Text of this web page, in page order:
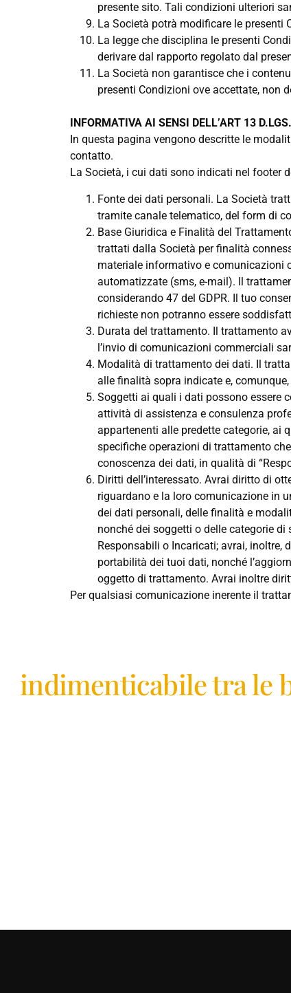
presente sito. Tali condizioni ulteriori
La Società potrà modificare le presenti
La legge che disciplina le presenti
derivare dal rapporto regolato dal
La Società non garantisce che i
presenti Condizioni ove accettate, non
INFORMATIVA AI SENSI DELL’ART 13
In questa pagina vengono descritte le
contatto.
La Società, i cui dati sono indicati nel footer
Fonte dei dati personali. La Società
tramite canale telematico, del form di
Base Giuridica e Finalità del
trattati dalla Società per finalità
materiale informativo e comunicazioni
automatizzate (sms, e-mail). Il
considerando 47 del GDPR. Il tuo
richieste non potranno essere
Durata del trattamento. Il trattamento
l’invio di comunicazioni commerciali
Modalità di trattamento dei dati. Il
alle finalità sopra indicate e,
Soggetti ai quali i dati possono essere
attività di assistenza e consulenza
appartenenti alle predette categorie, ai
specifiche operazioni di trattamento
conoscenza dei dati, in qualità di
Diritti dell’interessato. Avrai diritto di
riguardano e la loro comunicazione in
dei dati personali, delle finalità e
nonché dei soggetti o delle categorie
Responsabili o Incaricati; avrai,
portabilità dei tuoi dati, nonché
oggetto di trattamento. Avrai inoltre
Per qualsiasi comunicazione inerente il
indimenticabile tra le